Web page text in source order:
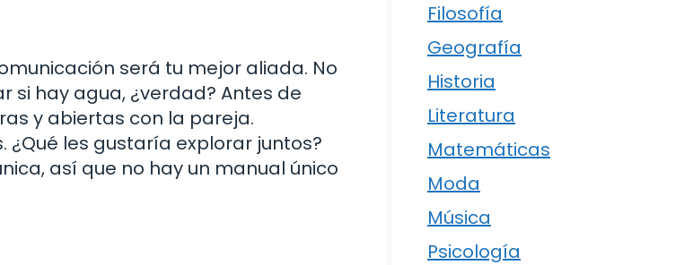
será tu mejor aliada. No
si hay agua, ¿verdad? Antes de
y abiertas con la pareja.
¿Qué les gustaría explorar juntos?
así que no hay un manual único
Filosofía
Geografía
Historia
Literatura
Matemáticas
Moda
Música
Psicología